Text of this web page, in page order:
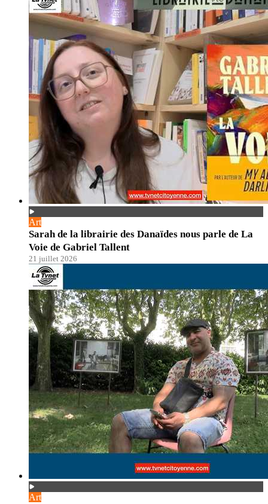
Art
Sarah de la librairie des Danaïdes nous parle de La
Voie de Gabriel Tallent
21 juillet 2026
Art